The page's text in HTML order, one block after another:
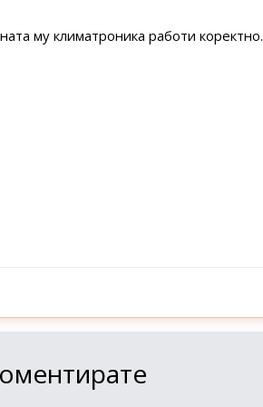
му климатроника работи коректно.